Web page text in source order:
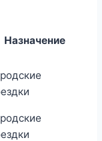
Назначение